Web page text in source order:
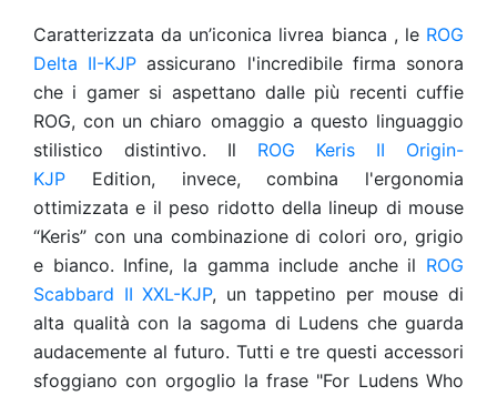
Caratterizzata da un’iconica livrea bianca , le ROG
Delta II-KJP assicurano l'incredibile firma sonora
che i gamer si aspettano dalle più recenti cuffie
ROG, con un chiaro omaggio a questo linguaggio
stilistico distintivo. Il ROG Keris II Origin-
KJP Edition, invece, combina l'ergonomia
ottimizzata e il peso ridotto della lineup di mouse
“Keris” con una combinazione di colori oro, grigio
e bianco. Infine, la gamma include anche il ROG
Scabbard II XXL-KJP, un tappetino per mouse di
alta qualità con la sagoma di Ludens che guarda
audacemente al futuro. Tutti e tre questi accessori
sfoggiano con orgoglio la frase "For Ludens Who